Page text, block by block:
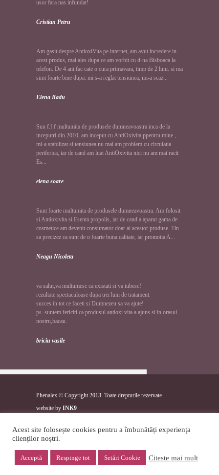
usor fara nas infundat!
Cristian Petru
Am gasit despre AntioxiVita pe internet, am avut incredere in
acest produs, mai ales dupa ce am vorbit cu d-na Bisboaca la
telefon. De 4 ani fac cate o cura primavara, timp de 2 luni. si ma
simt foarte bine dupa: mi s-a reglat tensiunea, mi-a scaz...
Elena Radu
Sun f.f.f multumita de produsele dumneavoastra inca de la
inceputri din 2010, am inceput cu AntiOxivita ppentru mine ,
mi-a stabilizat si tensiunea nu mai am problem cu circulatia
periferica, iar de cand am luat AntiOxivita nici nu am mai racit
Es...
elena soare
Sunt foarte multumita de produsele dumneavoastra. Am folosit
si Antioxivita si Esenta propolis, iar de cand a aparut gama de
cosmetice am devenit consumator doar al acestor produse. Tin
sa precizez ca sunt de o foarte buna calitate, iar promotia A...
Neagu Nicoleta
va salut,va multumesc ca existati si va iubesc!
rezultate spectaculoase dupa trei luni de tratament.
succes in tot ce faceti si Dumnezeu sa va ajute!
ps. suntem fericiti ca produsul antioxi vita a ajuns si in orasul
nostru,bacau.
briciu vasile
Phenalex © Copyright 2013. Toate drepturile rezervate
website by INK9
VA INVITAM SA VA ABONATI LA
Acest site folosește cookies pentru a îmbunătăți experiența
clienților noștri.
Acceptă Respinge tot Setări Cookie Citeste mai mult